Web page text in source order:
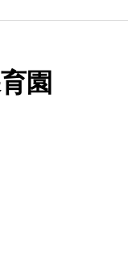
園